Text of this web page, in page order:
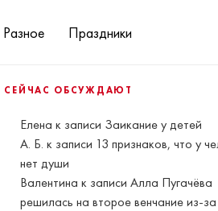
Разное Праздники
СЕЙЧАС ОБСУЖДАЮТ
Елена к записи Заикание у детей
А. Б. к записи 13 признаков, что у
нет души
Валентина к записиАлла Пугачёва
решилась на второе венчание из-за